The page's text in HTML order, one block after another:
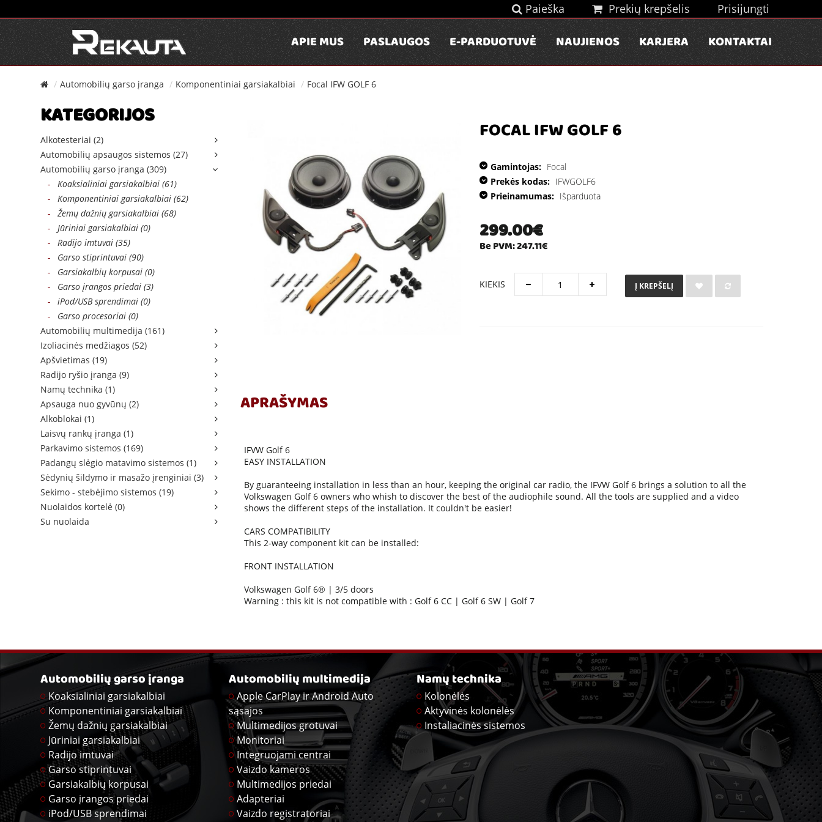
Paieška Prekių krepšelis Prisijungti
APIE MUS PASLAUGOS E-PARDUOTUVĖ NAUJIENOS KARJERA KONTAKTAI
Automobilių garso įranga Komponentiniai garsiakalbiai Focal IFW GOLF 6
KATEGORIJOS
Alkotesteriai (2)
Automobilių apsaugos sistemos (27)
Automobilių garso įranga (309)
- Koaksialiniai garsiakalbiai (61)
- Komponentiniai garsiakalbiai (62)
- Žemų dažnių garsiakalbiai (68)
- Jūriniai garsiakalbiai (0)
- Radijo imtuvai (35)
- Garso stiprintuvai (90)
- Garsiakalbių korpusai (0)
- Garso įrangos priedai (3)
- iPod/USB sprendimai (0)
- Garso procesoriai (0)
Automobilių multimedija (161)
Izoliacinės medžiagos (52)
Apšvietimas (19)
Radijo ryšio įranga (9)
Namų technika (1)
Apsauga nuo gyvūnų (2)
Alkoblokai (1)
Laisvų rankų įranga (1)
Parkavimo sistemos (169)
Padangų slėgio matavimo sistemos (1)
Sėdynių šildymo ir masažo įrenginiai (3)
Sekimo - stebėjimo sistemos (19)
Nuolaidos kortelė (0)
Su nuolaida
FOCAL IFW GOLF 6
Gamintojas: Focal
Prekės kodas: IFWGOLF6
Prieinamumas: Išparduota
299.00€
Be PVM: 247.11€
KIEKIS Į KREPŠELĮ
APRAŠYMAS
IFVW Golf 6
EASY INSTALLATION
By guaranteeing installation in less than an hour, keeping the original car radio, the IFVW Golf 6 brings a solution to all the
Volkswagen Golf 6 owners who whish to discover the best of the audiophile sound. All the tools are supplied and a video
shows the different steps of the installation. It couldn't be easier!
CARS COMPATIBILITY
This 2-way component kit can be installed:
FRONT INSTALLATION
Volkswagen Golf 6® | 3/5 doors
Warning : this kit is not compatible with : Golf 6 CC | Golf 6 SW | Golf 7
Automobilių garso įranga
Koaksialiniai garsiakalbiai
Komponentiniai garsiakalbiai
Žemų dažnių garsiakalbiai
Jūriniai garsiakalbiai
Radijo imtuvai
Garso stiprintuvai
Garsiakalbių korpusai
Garso įrangos priedai
iPod/USB sprendimai
Automobilių multimedija
Apple CarPlay ir Android Auto
sąsajos
Multimedijos grotuvai
Monitoriai
Integruojami centrai
Vaizdo kameros
Multimedijos priedai
Adapteriai
Vaizdo registratoriai
Namų technika
Kolonėlės
Aktyvinės kolonėlės
Instaliacinės sistemos